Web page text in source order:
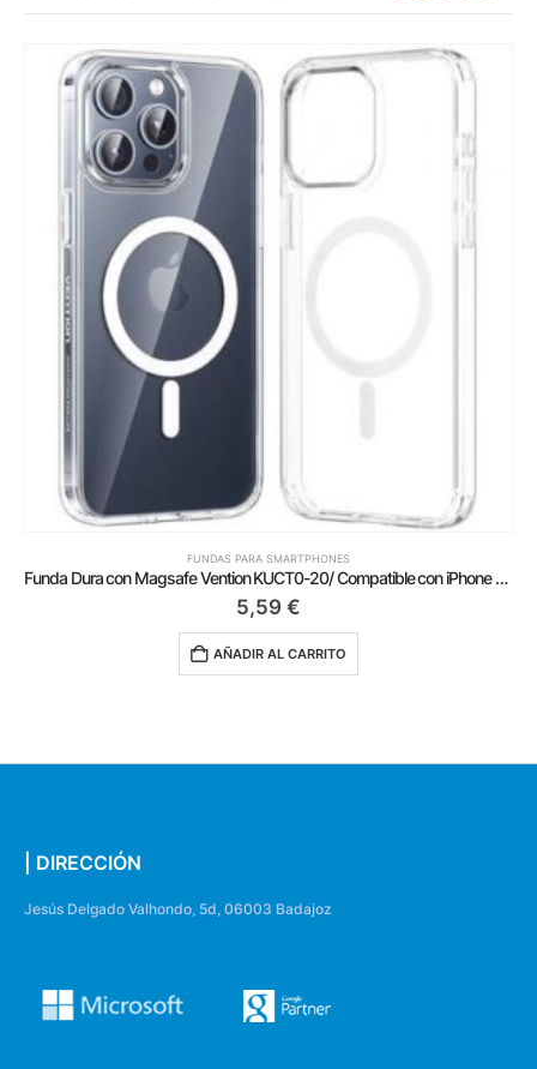
FUNDAS PARA SMARTPHONES
Funda Dura con Magsafe Vention KUCT0-20/ Compatible con iPhone 15 Plus/ Transparente
5,59 €
AÑADIR AL CARRITO
| DIRECCIÓN
Jesús Delgado Valhondo, 5d, 06003 Badajoz